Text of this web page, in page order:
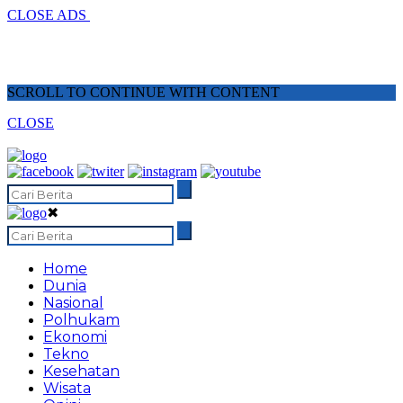
CLOSE ADS
SCROLL TO CONTINUE WITH CONTENT
CLOSE
✖
Home
Dunia
Nasional
Polhukam
Ekonomi
Tekno
Kesehatan
Wisata